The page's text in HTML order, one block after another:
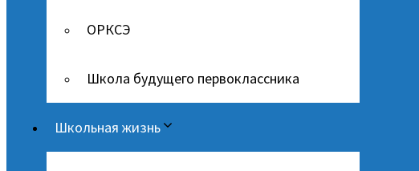
ОРКСЭ
Школа будущего первоклассника
Школьная жизнь